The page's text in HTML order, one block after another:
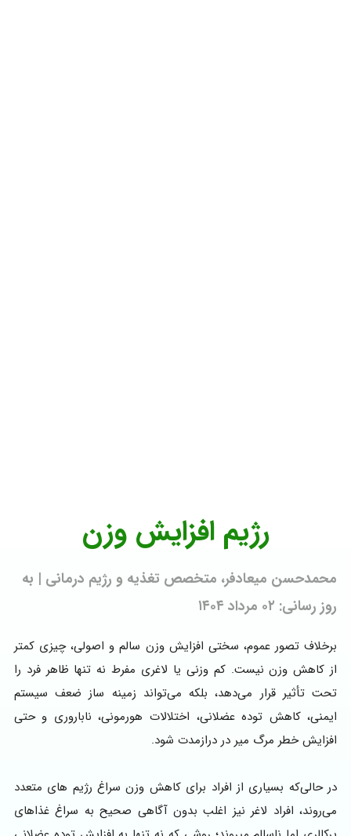
رژیم افزایش وزن
محمدحسن میعادفر، متخصص تغذیه و رژیم درمانی | به
روز رسانی: ۰۲ مرداد ۱۴۰۴
برخلاف تصور عموم، سختی افزایش وزن سالم و اصولی، چیزی کمتر
از کاهش وزن نیست. کم وزنی یا لاغری مفرط نه تنها ظاهر فرد را
تحت تأثیر قرار می‌دهد، بلکه می‌تواند زمینه ساز ضعف سیستم
ایمنی، کاهش توده عضلانی، اختلالات هورمونی، ناباروری و حتی
افزایش خطر مرگ میر در درازمدت شود.
در حالی‌که بسیاری از افراد برای کاهش وزن سراغ رژیم های متعدد
می‌روند، افراد لاغر نیز اغلب بدون آگاهی صحیح به سراغ غذاهای